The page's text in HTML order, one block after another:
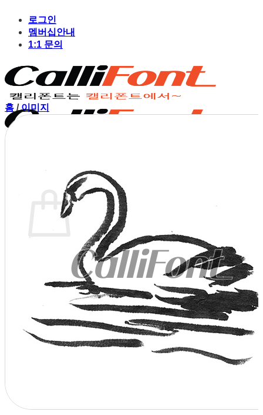
content
로그인
멤버십안내
1:1 문의
장바구니에 상품이 없습니다.
상점으로 돌아가기
홈 / 이미지